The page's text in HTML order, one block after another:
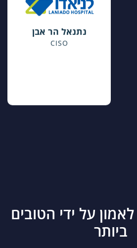
נתנאל הר אבן
CISO
על ידי הטובים
ביותר